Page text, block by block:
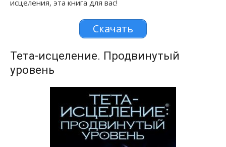
исцеления, эта книга для вас!
Скачать
Тета-исцеление. Продвинутый
уровень